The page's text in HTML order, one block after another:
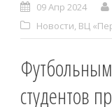
09 Апр 2024
Новости, ВЦ
студентов